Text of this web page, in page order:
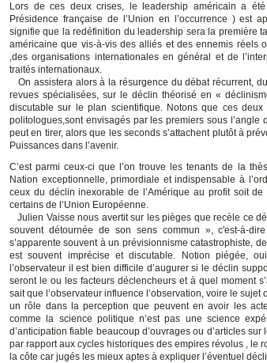
Lors de ces deux crises, le leadership américain a
Présidence française de l’Union en l’occurrence ) est
signifie que la redéfinition du leadership sera la première
américaine que vis-à-vis des alliés et des ennemis réels
,des organisations internationales en général et de
traités internationaux.
On assistera alors à la résurgence du débat récurrent,
revues spécialisées, sur le déclin théorisé en «
discutable sur le plan scientifique. Notons que ces
politologues,sont envisagés par les premiers sous l’angle
peut en tirer, alors que les seconds s’attachent plutôt à
Puissances dans l’avenir.
C’est parmi ceux-ci que l’on trouve les tenants de la
Nation exceptionnelle, primordiale et indispensable à
ceux du déclin inexorable de l’Amérique au profit soit
certains de l’Union Européenne.
Julien Vaisse nous avertit sur les pièges que recèle ce
souvent détournée de son sens commun », c'est-à-
s’apparente souvent à un prévisionnisme catastrophiste,
est souvent imprécise et discutable. Notion piégée,
l’observateur il est bien difficile d’augurer si le déclin
seront le ou les facteurs déclencheurs et à quel moment
sait que l’observateur influence l’observation, voire le
un rôle dans la perception que peuvent en avoir les
comme la science politique n’est pas une science
d’anticipation fiable beaucoup d’ouvrages ou d’articles
par rapport aux cycles historiques des empires révolus , le
la côte car jugés les mieux aptes à expliquer l’éventuel